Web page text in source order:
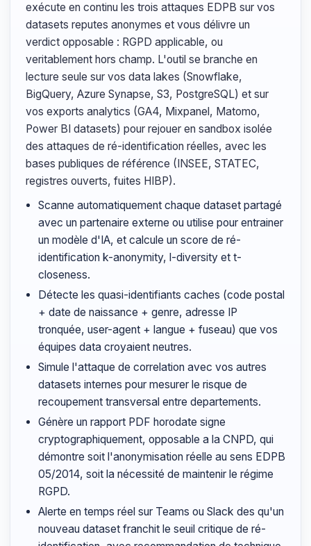
exécute en continu les trois attaques EDPB sur vos
datasets reputes anonymes et vous délivre un
verdict opposable : RGPD applicable, ou
veritablement hors champ. L'outil se branche en
lecture seule sur vos data lakes (Snowflake,
BigQuery, Azure Synapse, S3, PostgreSQL) et sur
vos exports analytics (GA4, Mixpanel, Matomo,
Power BI datasets) pour rejouer en sandbox isolée
des attaques de ré-identification réelles, avec les
bases publiques de référence (INSEE, STATEC,
registres ouverts, fuites HIBP).
Scanne automatiquement chaque dataset partagé
avec un partenaire externe ou utilise pour entrainer
un modèle d'IA, et calcule un score de ré-
identification k-anonymity, l-diversity et t-
closeness.
Détecte les quasi-identifiants caches (code postal
+ date de naissance + genre, adresse IP
tronquée, user-agent + langue + fuseau) que vos
équipes data croyaient neutres.
Simule l'attaque de correlation avec vos autres
datasets internes pour mesurer le risque de
recoupement transversal entre departements.
Génère un rapport PDF horodate signe
cryptographiquement, opposable a la CNPD, qui
démontre soit l'anonymisation réelle au sens EDPB
05/2014, soit la nécessité de maintenir le régime
RGPD.
Alerte en temps réel sur Teams ou Slack des qu'un
nouveau dataset franchit le seuil critique de ré-